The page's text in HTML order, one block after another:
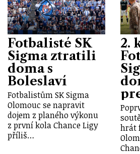
Fotbalisté SK
Sigma ztratili
doma s
Boleslaví
Fotbalistům SK Sigma
Olomouc se napravit
dojem z planého výkonu
z první kola Chance Ligy
příliš…
2.
hrát